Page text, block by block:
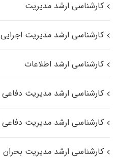
کارشناسی ارشد مدیریت
کارشناسی ارشد مدیریت اجرایی
کارشناسی ارشد اطلاعات
کارشناسی ارشد مدیریت دفاعی ۱
کارشناسی ارشد مدیریت دفاعی ۲
کارشناسی ارشد مدیریت بحران